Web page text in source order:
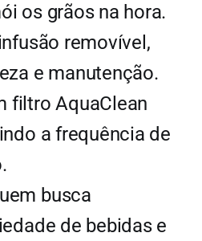
os grãos na hora.
removível,
e manutenção.
filtro AquaClean
a frequência de
busca
de bebidas e